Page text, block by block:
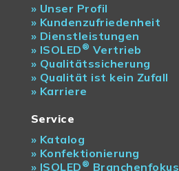
» Unser Profil
» Kundenzufriedenheit
» Dienstleistungen
» ISOLED ® Vertrieb
» Qualitätssicherung
» Qualität ist kein Zufall
» Karriere
Service
» Katalog
» Konfektionierung
» ISOLED ® Branchenfokus